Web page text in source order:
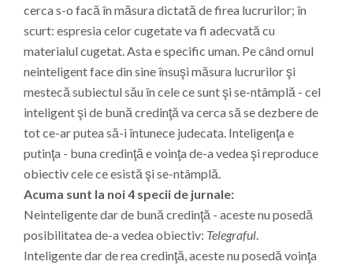
cerca s-o facă în măsura dictată de firea lucrurilor; în
scurt: espresia celor cugetate va fi adecvată cu
materialul cugetat. Asta e specific uman. Pe când omul
neinteligent face din sine însuşi măsura lucrurilor şi
mestecă subiectul său în cele ce sunt şi se-ntâmplă - cel
inteligent şi de bună credinţă va cerca să se dezbere de
tot ce-ar putea să-i întunece judecata. Inteligenţa e
putinţa - buna credinţă e voinţa de-a vedea şi reproduce
obiectiv cele ce esistă şi se-ntâmplă.
Acuma sunt la noi 4 specii de jurnale:
Neinteligente dar de bună credinţă - aceste nu posedă
posibilitatea de-a vedea obiectiv: Telegraful.
Inteligente dar de rea credinţă, aceste nu posedă voinţa